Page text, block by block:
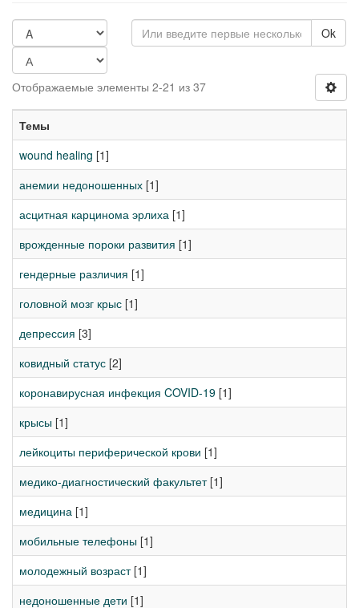
Ok
Отображаемые элементы 2-21 из 37
Темы
wound healing [1]
анемии недоношенных [1]
асцитная карцинома эрлиха [1]
врожденные пороки развития [1]
гендерные различия [1]
головной мозг крыс [1]
депрессия [3]
ковидный статус [2]
коронавирусная инфекция COVID-19 [1]
крысы [1]
лейкоциты периферической крови [1]
медико-диагностический факультет[1]
медицина [1]
мобильные телефоны [1]
молодежный возраст[1]
недоношенные дети [1]